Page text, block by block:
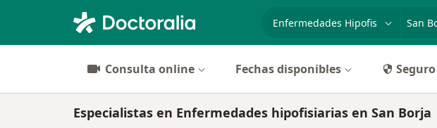
Consulta online Fechas disponibles Seguro
Especialistas en Enfermedades hipofisiarias en San Borja